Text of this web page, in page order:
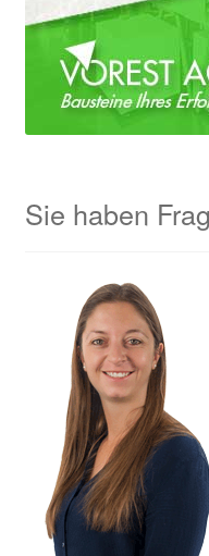
Sie haben